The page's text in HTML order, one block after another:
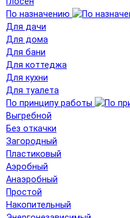
По назначению
Для дачи
Для дома
Для бани
Для коттеджа
Для кухни
Для туалета
По принципу работы
Выгребной
Без откачки
Загородный
Пластиковый
Аэробный
Анаэробный
Простой
Накопительный